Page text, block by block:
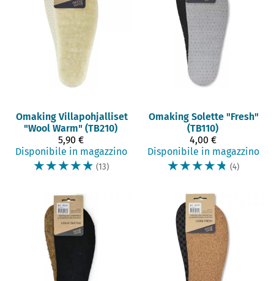
Omaking Villapohjalliset
"Wool Warm" (TB210)
5,90 €
Disponibile in magazzino
☆☆☆☆☆ (13)
Omaking Solette "Fresh"
(TB110)
4,00 €
Disponibile in magazzino
☆☆☆☆☆ (4)